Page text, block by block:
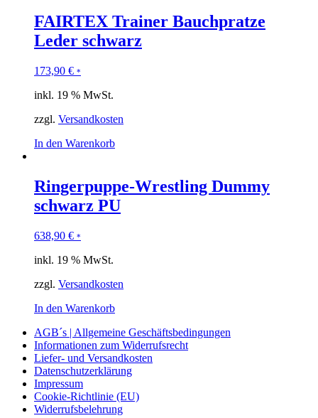
FAIRTEX Trainer Bauchpratze
Leder schwarz
173,90 € *
inkl. 19 % MwSt.
zzgl. Versandkosten
In den Warenkorb
Ringerpuppe-Wrestling Dummy
schwarz PU
638,90 € *
inkl. 19 % MwSt.
zzgl. Versandkosten
In den Warenkorb
AGB´s | Allgemeine Geschäftsbedingungen
Informationen zum Widerrufsrecht
Liefer- und Versandkosten
Datenschutzerklärung
Impressum
Cookie-Richtlinie (EU)
Widerrufsbelehrung